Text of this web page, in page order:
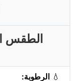
الطقس
💧 الرطوبة: